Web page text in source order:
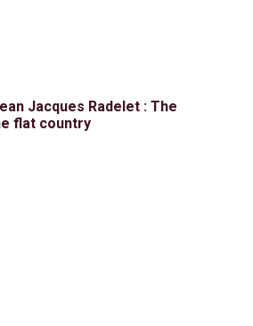
Jacques Radelet : The
flat country